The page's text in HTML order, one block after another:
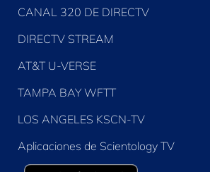
CANAL 320 DE DIRECTV
DIRECTV STREAM
AT&T U-VERSE
TAMPA BAY WFTT
LOS ANGELES KSCN-TV
Aplicaciones de Scientology TV